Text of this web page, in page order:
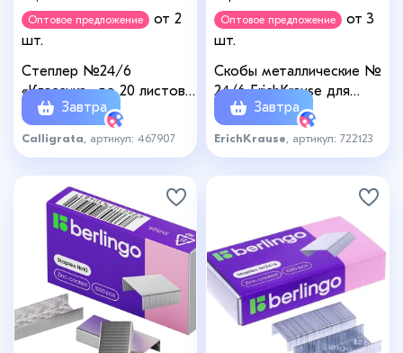
Оптовое предложение
от 2
шт.
Степлер №24/6
«Классика» до 20 листов,
МИКСЗавтра
Calligrata , артикул: 467907
Оптовое предложение
от 3
шт.
Скобы металлические №
24/6 ErichKrause для
степлера, заточенные, с
усиленной пробивной
способностью, 1000 штук
Завтра
ErichKrause , артикул: 722123